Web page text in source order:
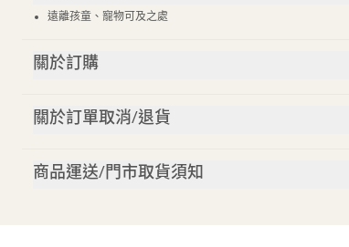
遠離孩童、寵物可及之處
關於訂購
關於訂單取消/退貨
商品運送/門市取貨須知